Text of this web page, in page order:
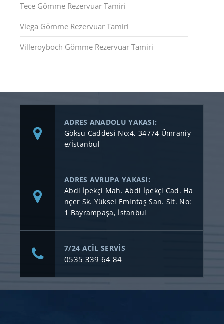
Tece Gömme Rezervuar Tamiri
Viega Gömme Rezervuar Tamiri
Villeroyboch Gömme Rezervuar Tamiri
ADRES ANADOLU YAKASI:
Göksu Caddesi No:4, 34774 Ümraniy
e/İstanbul
ADRES AVRUPA YAKASI:
Abdi İpekçi Mah. Abdi İpekçi Cad. Ha
nçer Sk. Yüksel Emintaş San. Sit. No:
1 Bayrampaşa, İstanbul
7/24 ACİL SERVİS
0535 339 64 84